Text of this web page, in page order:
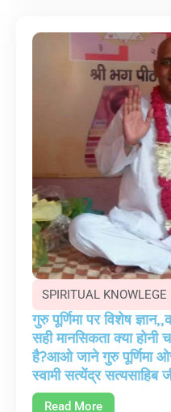
SPIRITUAL
गुरु पूर्णिमा पर विशेष
सही मानसिकता क्या होनी
है?आओ जाने गुरु पूर्णिमा
स्वामी सत्येंद्र सत्यसाहिब
Read More